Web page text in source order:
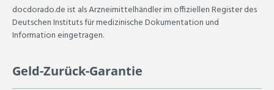
docdorado.de ist als Arzneimittelhändler im offiziellen Register des
Deutschen Instituts für medizinische Dokumentation und
Information eingetragen.
Geld-Zurück-Garantie